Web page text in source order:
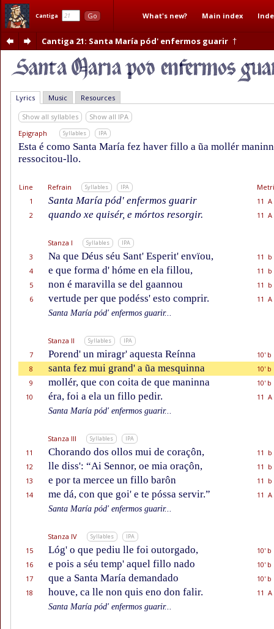
Cantiga Go What's new? Main index
Cantiga 21: Santa María pód' enfermos guarir †
Lyrics Music Resources
Show all syllables
Show all IPA
Epigraph
Syllables IPA
Esta é como Santa María fez haver fillo a ũa mollér
ressocitou-llo.
Line Refrain Syllables IPA
1
Santa María pód' enfermos guarir
11 A
2
quando xe quisér, e mórtos resorgir. 11 A
Stanza I Syllables IPA
3 Na que Déus séu Sant' Esperit' envïou,
11 b
4
e que forma d' hóme en ela fillou,
11 b
5
non é maravilla se del gaannou
11 b
6
vertude per que podéss' esto comprir.
11 A
Santa María pód' enfermos guarir...
Stanza II Syllables IPA
7 Porend' un miragr' aquesta Reínna
10' b
8
santa fez mui grand' a ũa mesquinna
10' b
9
mollér, que con coita de que maninna
10' b
10
éra, foi a ela un fillo pedir.
11 A
Santa María pód' enfermos guarir...
Stanza III Syllables IPA
11 Chorando dos ollos mui de coraçôn,
11 b
12
lle diss': “Ai Sennor, oe mia oraçôn,
11 b
13
e por ta mercee un fillo barôn
11 b
14
me dá, con que goi' e te póssa servir.”
11 A
Santa María pód' enfermos guarir...
Stanza IV Syllables IPA
15 Lóg' o que pediu lle foi outorgado,
10' b
16
e pois a séu temp' aquel fillo nado
10' b
17
que a Santa María demandado
10' b
18
houve, ca lle non quis eno don falir.
11 A
Santa María pód' enfermos guarir...